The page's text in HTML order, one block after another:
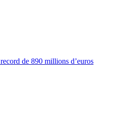
de 890 millions d’euros